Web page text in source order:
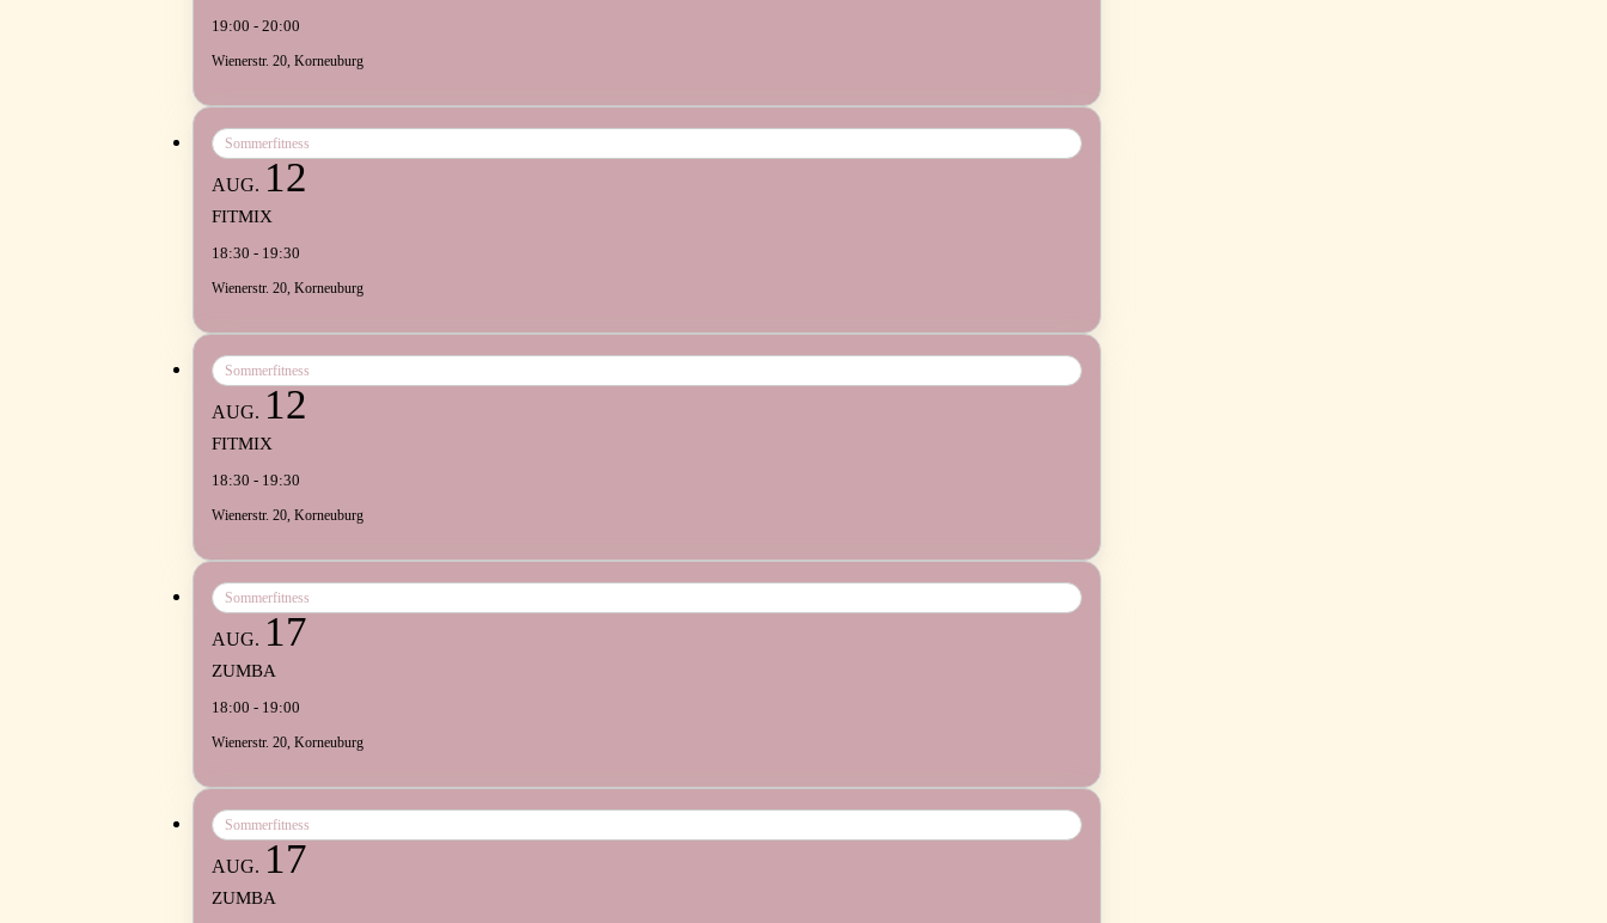
19:00 - 20:00
Wienerstr. 20, Korneuburg
Sommerfitness
AUG. 12
FITMIX
18:30 - 19:30
Wienerstr. 20, Korneuburg
Sommerfitness
AUG. 12
FITMIX
18:30 - 19:30
Wienerstr. 20, Korneuburg
Sommerfitness
AUG. 17
ZUMBA
18:00 - 19:00
Wienerstr. 20, Korneuburg
Sommerfitness
AUG. 17
ZUMBA